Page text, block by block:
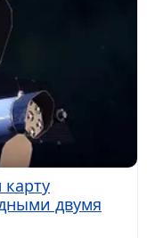
карту
двумя